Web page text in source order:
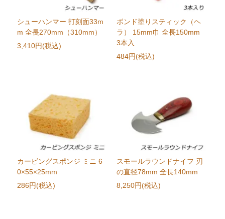
シューハンマー 打刻面33m
m 全長270mm（310mm）
3,410円(税込)
ボンド塗りスティック（ヘ
ラ） 15mm巾 全長150mm
3本入
484円(税込)
カービングスポンジ ミニ 6
0×55×25mm
286円(税込)
スモールラウンドナイフ 刃
の直径78mm 全長140mm
8,250円(税込)